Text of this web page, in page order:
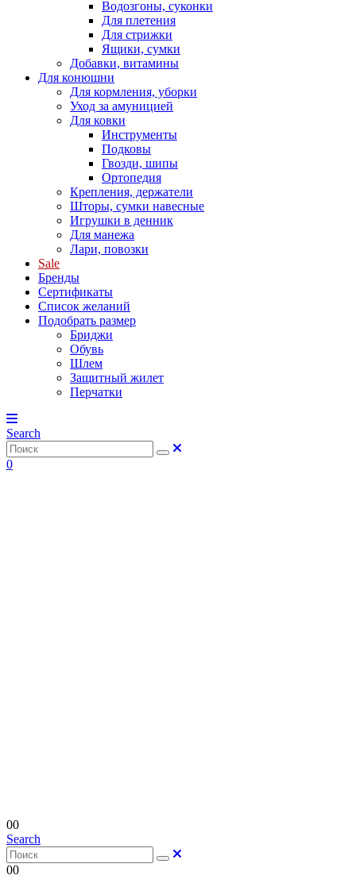
Водозгоны, суконки
Для плетения
Для стрижки
Ящики, сумки
Добавки, витамины
Для конюшни
Для кормления, уборки
Уход за амуницией
Для ковки
Инструменты
Подковы
Гвозди, шипы
Ортопедия
Крепления, держатели
Шторы, сумки навесные
Игрушки в денник
Для манежа
Лари, повозки
Sale
Бренды
Сертификаты
Список желаний
Подобрать размер
Бриджи
Обувь
Шлем
Защитный жилет
Перчатки
Search
0
00
Search
00